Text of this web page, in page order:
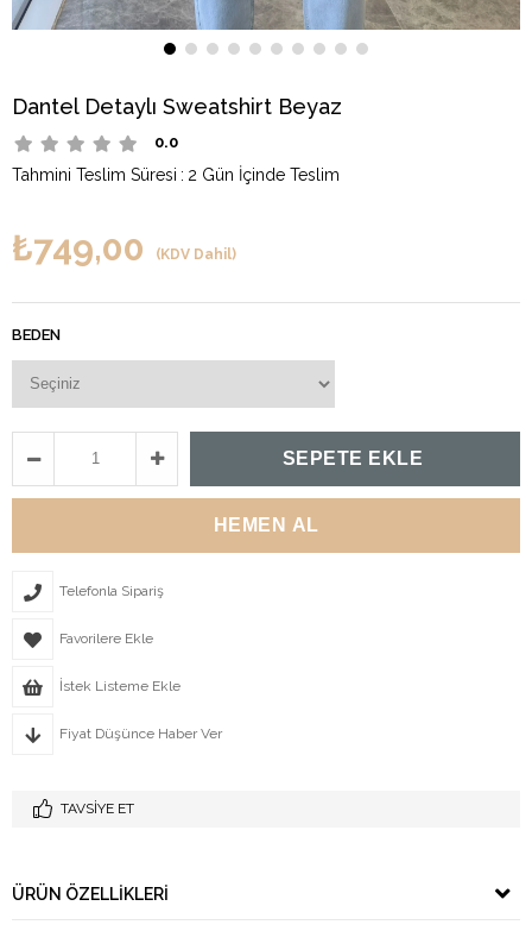
Dantel Detaylı Sweatshirt Beyaz
0.0
Tahmini Teslim Süresi : 2 Gün İçinde Teslim
₺749,00 (KDV Dahil)
BEDEN
Telefonla Sipariş
Favorilere Ekle
İstek Listeme Ekle
Fiyat Düşünce Haber Ver
TAVSIYE ET
ÜRÜN ÖZELLIKLERI